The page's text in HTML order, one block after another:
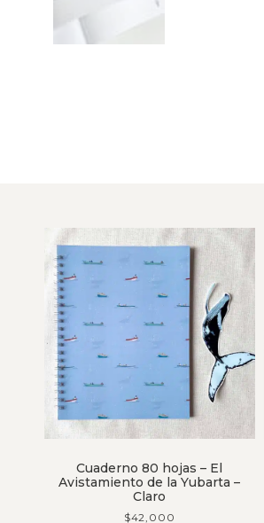
Cuaderno 80 hojas – El
Avistamiento de la Yubarta –
Claro
$42,000